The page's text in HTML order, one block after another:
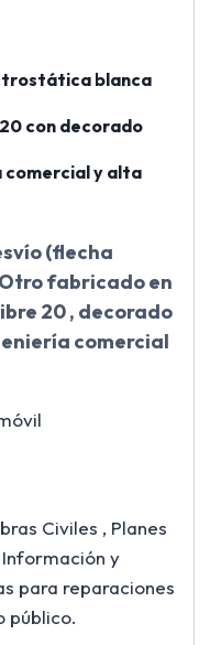
blanca
con decorado
y alta
(flecha
fabricado en
20 , decorado
comercial
Civiles , Planes
y
para reparaciones
público.